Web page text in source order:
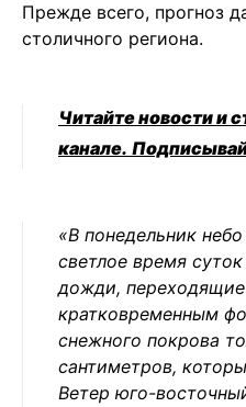
Прежде всего, прогноз
столичного региона.
Читайте новости и
канале.
«В понедельник
светлое время
дожди,
кратковременным
снежного покрова
сантиметров,
Ветер юго-